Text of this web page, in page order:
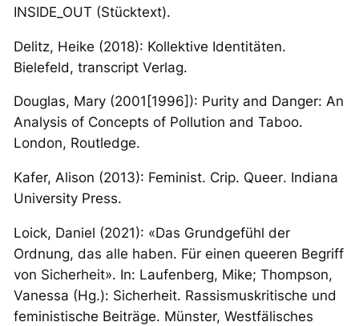
INSIDE_OUT (Stücktext).
Delitz, Heike (2018): Kollektive Identitäten.
Bielefeld, transcript Verlag.
Douglas, Mary (2001[1996]): Purity and Danger: An
Analysis of Concepts of Pollution and Taboo.
London, Routledge.
Kafer, Alison (2013): Feminist. Crip. Queer. Indiana
University Press.
Loick, Daniel (2021): «Das Grundgefühl der
Ordnung, das alle haben. Für einen queeren Begriff
von Sicherheit». In: Laufenberg, Mike; Thompson,
Vanessa (Hg.): Sicherheit. Rassismuskritische und
feministische Beiträge. Münster, Westfälisches